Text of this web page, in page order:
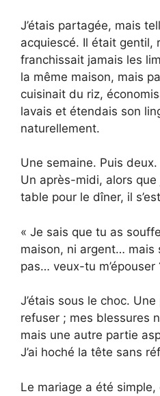
J’étais partagée, mais
acquiescé. Il était gentil,
franchissait jamais les
la même maison, mais
cuisinait du riz,
lavais et étendais son
naturellement.
Une semaine. Puis deux.
Un après-midi, alors
table pour le dîner, il
« Je sais que tu as
maison, ni argent… mais
pas… veux-tu m’épouser
J’étais sous le choc.
refuser ; mes blessures
mais une autre partie
J’ai hoché la tête sans
Le mariage a été